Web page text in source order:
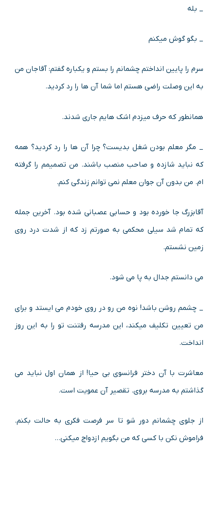
_ بله
_ بگو گوش میکنم
سرم را پایین انداختم چشمانم را بستم و یکباره گفتم: آقاجان من
به این وصلت راضى هستم اما شما آن ها را رد کردید.
همانطور که حرف میزدم اشک هایم جارى شدند.
_ مگر معلم بودن شغل بدیست؟ چرا آن ها را رد کردید؟ همه
که نباید شازده و صاحب منصب باشند. من تصمیمم را گرفته
ام. من بدون آن جوان معلم نمى توانم زندگى کنم.
آقابزرگ جا خورده بود و حسابی عصبانی شده بود. آخرین جمله
که تمام شد سیلی محکمی به صورتم زد که از شدت درد روی
زمین نشستم.
می دانستم جدال به پا می شود.
_ چشمم روشن باشد! نوه من رو در روی خودم می ایستد و برای
من تعیین تکلیف میکند، این مدرسه رفتنت تو را به این روز
انداخت.
معاشرت با آن دختر فرانسوی بی حیا! از همان اول نباید می
گذاشتم به مدرسه بروی. تقصیر آن عمویت است.
از جلوی چشمانم دور شو تا سر فرصت فکری به حالت بکنم.
فراموش نکن با کسى که من بگویم ازدواج میکنی…